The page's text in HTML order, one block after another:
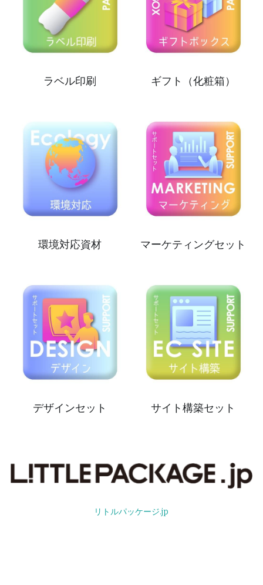
ラベル印刷 ギフト（化粧箱）
環境対応資材 マーケティングセット
デザインセット サイト構築セット
リトルパッケージ.jp